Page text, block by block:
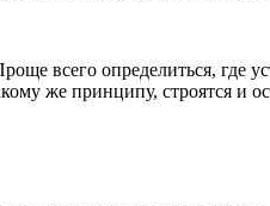
всего определиться, где
же принципу, строятся и